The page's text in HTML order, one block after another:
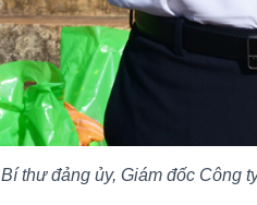
Bí thư đảng ủy, Giám đốc Công